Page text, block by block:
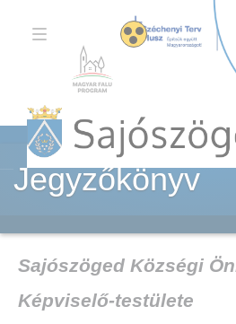
TOGGLE
NAVIGATION
Jegyzőkönyv
Sajószöged Községi
Képviselő-testülete